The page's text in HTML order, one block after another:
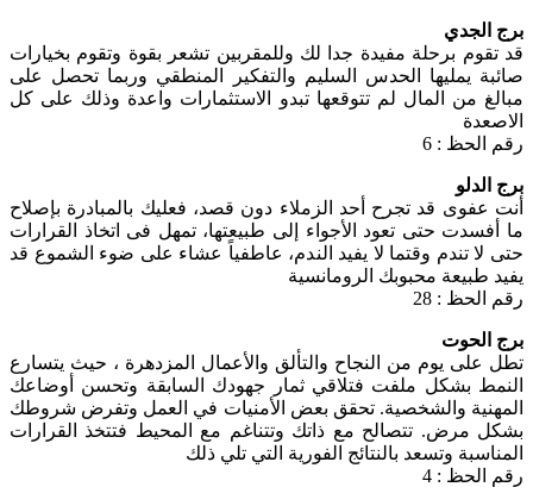
برج الجدي
قد تقوم برحلة مفيدة جدا لك وللمقربين تشعر بقوة وتقوم بخيارات
صائبة يمليها الحدس السليم والتفكير المنطقي وربما تحصل على
مبالغ من المال لم تتوقعها تبدو الاستثمارات واعدة وذلك على كل
الاصعدة
رقم الحظ : 6
برج الدلو
أنت عفوى قد تجرح أحد الزملاء دون قصد، فعليك بالمبادرة بإصلاح
ما أفسدت حتى تعود الأجواء إلى طبيعتها، تمهل فى اتخاذ القرارات
حتى لا تندم وقتما لا يفيد الندم، عاطفياً عشاء على ضوء الشموع قد
يفيد طبيعة محبوبك الرومانسية
رقم الحظ : 28
برج الحوت
تطل على يوم من النجاح والتألق والأعمال المزدهرة ، حيث يتسارع
النمط بشكل ملفت فتلاقي ثمار جهودك السابقة وتحسن أوضاعك
المهنية والشخصية. تحقق بعض الأمنيات في العمل وتفرض شروطك
بشكل مرض. تتصالح مع ذاتك وتتناغم مع المحيط فتتخذ القرارات
المناسبة وتسعد بالنتائج الفورية التي تلي ذلك
رقم الحظ : 4